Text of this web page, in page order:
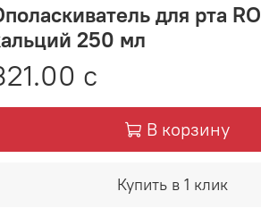
для рта
250 мл
с
В корзину
Купить в 1 клик